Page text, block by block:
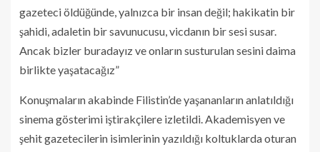
gazeteci öldüğünde, yalnızca bir insan değil; hakikatin bir
şahidi, adaletin bir savunucusu, vicdanın bir sesi susar.
Ancak bizler buradayız ve onların susturulan sesini daima
birlikte yaşatacağız”
Konuşmaların akabinde Filistin’de yaşananların anlatıldığı
sinema gösterimi iştirakçilere izletildi. Akademisyen ve
şehit gazetecilerin isimlerinin yazıldığı koltuklarda oturan